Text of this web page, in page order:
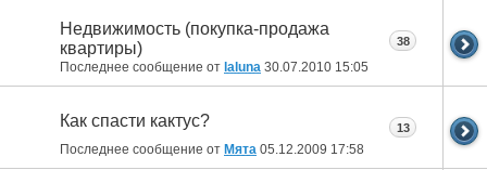
Недвижимость (покупка-продажа
квартиры)
Последнее сообщение от laluna 30.07.2010 15:05
38
Как спасти кактус?
Последнее сообщение от Мята 05.12.2009 17:58
13